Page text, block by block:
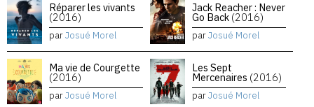
Réparer les vivants
(2016)
parJosué Morel
Jack Reacher : Never
Go Back (2016)
parJosué Morel
Ma vie de Courgette
(2016)
parJosué Morel
Les Sept
Mercenaires (2016)
parJosué Morel